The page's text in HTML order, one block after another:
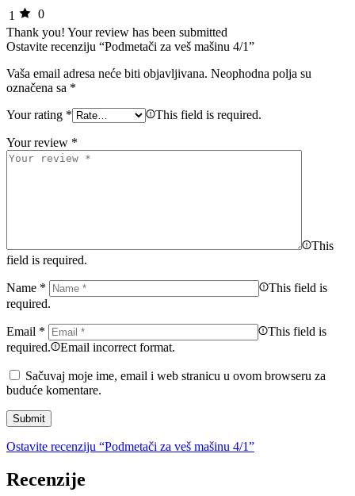
1
0
Thank you! Your review has been submitted
Ostavite recenziju “Podmetači za veš mašinu 4/1”
Vaša email adresa neće biti objavljivana. Neophodna polja su
označena sa *
Your rating * This field is required.
Your review *
This
field is required.
Name *
This field is
required.
Email *
This field is
required.
Email incorrect format.
Sačuvaj moje ime, email i web stranicu u ovom browseru za
buduće komentare.
Ostavite recenziju “Podmetači za veš mašinu 4/1”
Recenzije